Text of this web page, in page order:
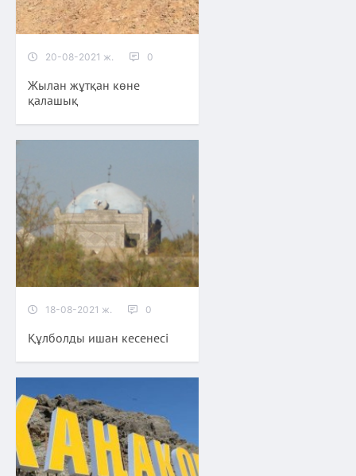
20-08-2021 ж. 0
Жылан жұтқан көне
қалашық
18-08-2021 ж. 0
Құлболды ишан кесенесі